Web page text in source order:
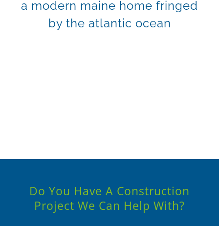
a modern maine home fringed
by the atlantic ocean
Do You Have A Construction
Project We Can Help With?